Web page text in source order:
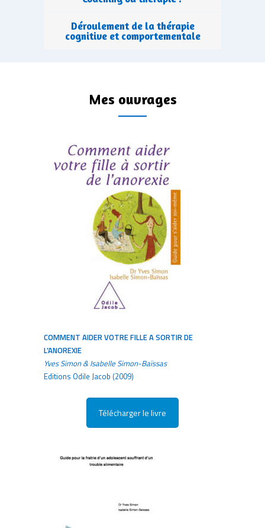
Déroulement de la thérapie
cognitive et comportementale
Mes ouvrages
COMMENT AIDER VOTRE FILLE A SORTIR DE
L’ANOREXIE
Yves Simon & Isabelle Simon-Baïssas
Editions Odile Jacob (2009)
Télécharger le livre